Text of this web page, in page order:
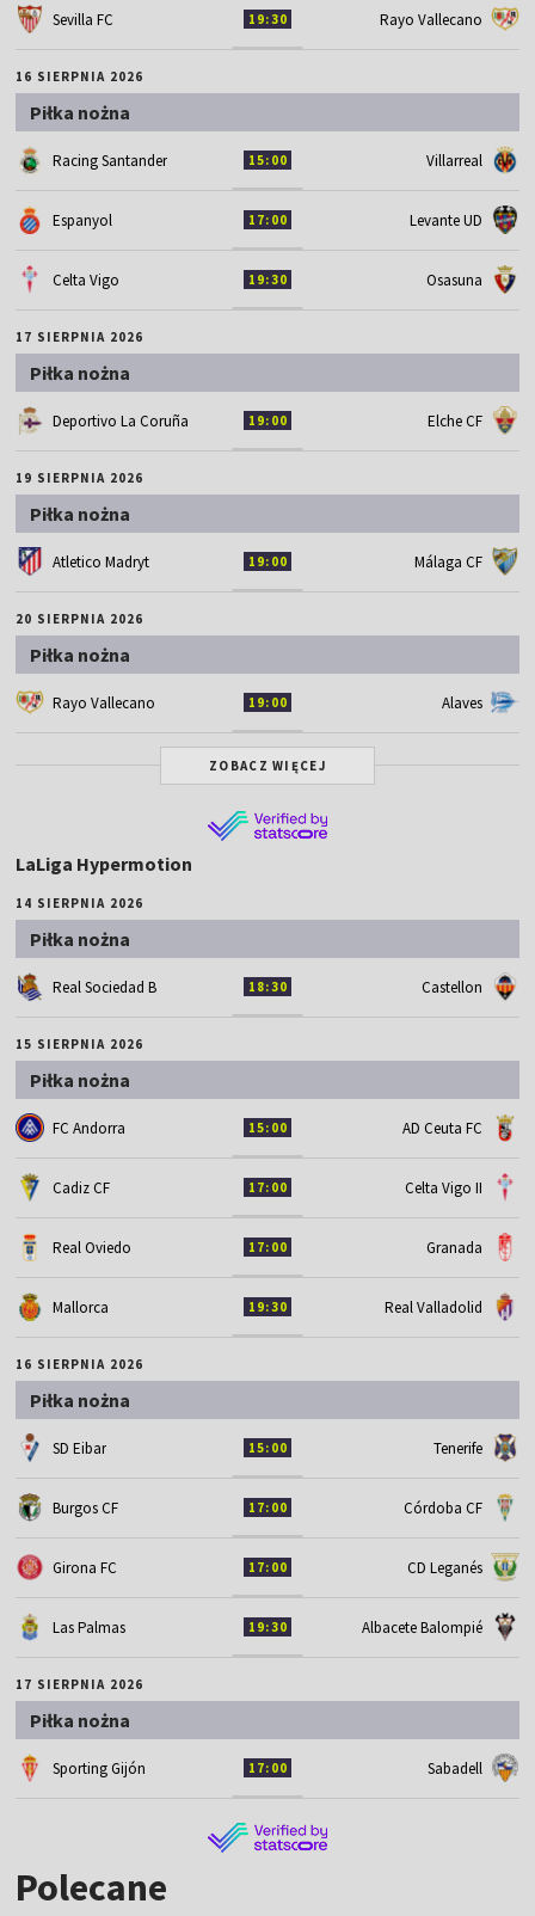
Sevilla FC 19:30 Rayo Vallecano
16 SIERPNIA 2026
Piłka nożna
Racing Santander 15:00 Villarreal
Espanyol 17:00 Levante UD
Celta Vigo 19:30 Osasuna
17 SIERPNIA 2026
Piłka nożna
Deportivo La Coruña 19:00 Elche CF
19 SIERPNIA 2026
Piłka nożna
Atletico Madryt 19:00 Málaga CF
20 SIERPNIA 2026
Piłka nożna
Rayo Vallecano 19:00 Alaves
ZOBACZ WIĘCEJ
LaLiga Hypermotion
14 SIERPNIA 2026
Piłka nożna
Real Sociedad B 18:30 Castellon
15 SIERPNIA 2026
Piłka nożna
FC Andorra 15:00 AD Ceuta FC
Cadiz CF 17:00 Celta Vigo II
Real Oviedo 17:00 Granada
Mallorca 19:30 Real Valladolid
16 SIERPNIA 2026
Piłka nożna
SD Eibar 15:00 Tenerife
Burgos CF 17:00 Córdoba CF
Girona FC 17:00 CD Leganés
Las Palmas 19:30 Albacete Balompié
17 SIERPNIA 2026
Piłka nożna
Sporting Gijón 17:00 Sabadell
Polecane